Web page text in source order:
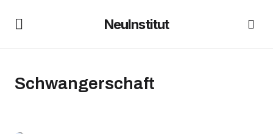
NeuInstitut
Schwangerschaft